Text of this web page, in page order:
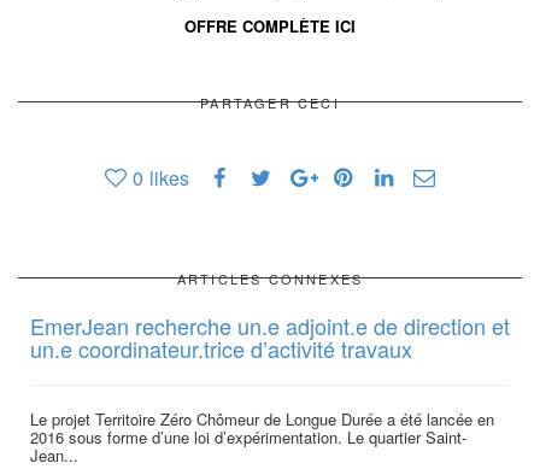
OFFRE COMPLÈTE ICI
PARTAGER CECI
0 likes
ARTICLES CONNEXES
EmerJean recherche un.e adjoint.e de direction et
un.e coordinateur.trice d’activité travaux
Le projet Territoire Zéro Chômeur de Longue Durée a été lancée en
2016 sous forme d’une loi d’expérimentation. Le quartier Saint-
Jean...